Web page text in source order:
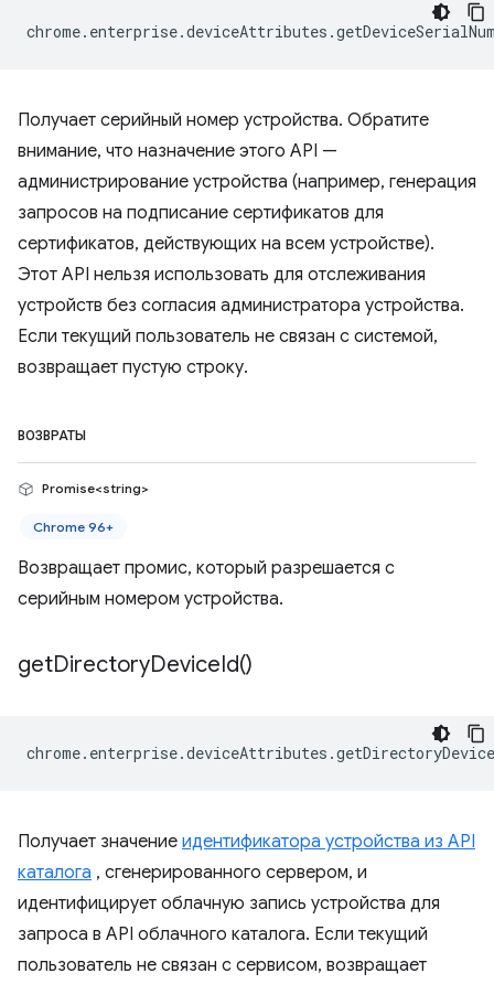
chrome. enterprise.deviceAttributes .
Получает серийный номер устройства. Обратите
внимание, что назначение этого API —
администрирование устройства (например, генерация
запросов на подписание сертификатов для
сертификатов, действующих на всем устройстве).
Этот API нельзя использовать для отслеживания
устройств без согласия администратора устройства.
Если текущий пользователь не связан с системой,
возвращает пустую строку.
ВОЗВРАТЫ
Promise<string>
Chrome 96+
Возвращает промис, который разрешается с
серийным номером устройства.
getDirectoryDeviceId()
chrome. enterprise.deviceAttributes .
Получает значение идентификатора устройства из API
каталога , сгенерированного сервером, и
идентифицирует облачную запись устройства для
запроса в API облачного каталога. Если текущий
пользователь не связан с сервисом, возвращает